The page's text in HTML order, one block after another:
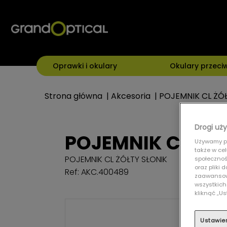
Oprawki i okulary Okulary
Strona główna | Akcesoria | POJEMNIK CL
POJEMNIK CL
POJEMNIK CL ŻÓŁTY SŁONIK
Ref: AKC.400489
Drogi
Używamy
także w
oraz pliki
kliknąć